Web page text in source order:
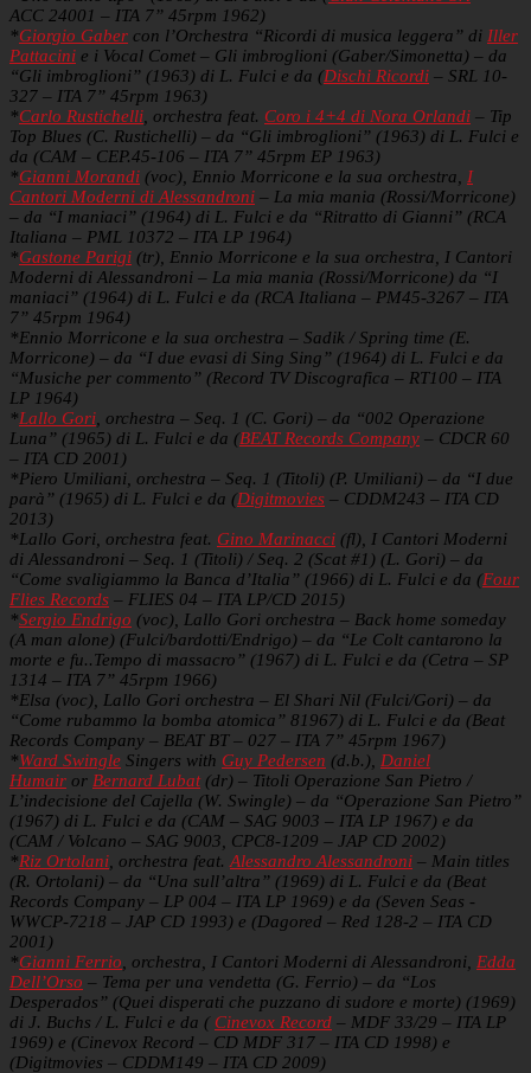
ACC 24001 – ITA 7” 45rpm 1962)
*Giorgio Gaber con l’Orchestra “Ricordi di musica leggera” di Iller
Pattacini e i Vocal Comet – Gli imbroglioni (Gaber/Simonetta) – da
“Gli imbroglioni” (1963) di L. Fulci e da (Dischi Ricordi – SRL 10-
327 – ITA 7” 45rpm 1963)
*Carlo Rustichelli , orchestra feat. Coro i 4+4 di Nora Orlandi – Tip
Top Blues (C. Rustichelli) – da “Gli imbroglioni” (1963) di L. Fulci e
da (CAM – CEP.45-106 – ITA 7” 45rpm EP 1963)
*Gianni Morandi (voc), Ennio Morricone e la sua orchestra, I
Cantori Moderni di Alessandroni – La mia mania (Rossi/Morricone)
– da “I maniaci” (1964) di L. Fulci e da “Ritratto di Gianni” (RCA
Italiana – PML 10372 – ITA LP 1964)
*Gastone Parigi (tr), Ennio Morricone e la sua orchestra, I Cantori
Moderni di Alessandroni – La mia mania (Rossi/Morricone) da “I
maniaci” (1964) di L. Fulci e da (RCA Italiana – PM45-3267 – ITA
7” 45rpm 1964)
*Ennio Morricone e la sua orchestra – Sadik / Spring time (E.
Morricone) – da “I due evasi di Sing Sing” (1964) di L. Fulci e da
“Musiche per commento” (Record TV Discografica – RT100 – ITA
LP 1964)
*Lallo Gori , orchestra – Seq. 1 (C. Gori) – da “002 Operazione
Luna” (1965) di L. Fulci e da (BEAT Records Company – CDCR 60
– ITA CD 2001)
*Piero Umiliani, orchestra – Seq. 1 (Titoli) (P. Umiliani) – da “I due
parà” (1965) di L. Fulci e da (Digitmovies – CDDM243 – ITA CD
2013)
*Lallo Gori, orchestra feat. Gino Marinacci (fl), I Cantori Moderni
di Alessandroni – Seq. 1 (Titoli) / Seq. 2 (Scat #1) (L. Gori) – da
“Come svaligiammo la Banca d’Italia” (1966) di L. Fulci e da (Four
Flies Records – FLIES 04 – ITA LP/CD 2015)
*Sergio Endrigo (voc), Lallo Gori orchestra – Back home someday
(A man alone) (Fulci/bardotti/Endrigo) – da “Le Colt cantarono la
morte e fu..Tempo di massacro” (1967) di L. Fulci e da (Cetra – SP
1314 – ITA 7” 45rpm 1966)
*Elsa (voc), Lallo Gori orchestra – El Shari Nil (Fulci/Gori) – da
“Come rubammo la bomba atomica” 81967) di L. Fulci e da (Beat
Records Company – BEAT BT – 027 – ITA 7” 45rpm 1967)
*Ward Swingle Singers with Guy Pedersen (d.b.), Daniel
Humair or Bernard Lubat(dr) – Titoli Operazione San Pietro /
L’indecisione del Cajella (W. Swingle) – da “Operazione San Pietro”
(1967) di L. Fulci e da (CAM – SAG 9003 – ITA LP 1967) e da
(CAM / Volcano – SAG 9003, CPC8-1209 – JAP CD 2002)
*Riz Ortolani , orchestra feat. Alessandro Alessandroni – Main titles
(R. Ortolani) – da “Una sull’altra” (1969) di L. Fulci e da (Beat
Records Company – LP 004 – ITA LP 1969) e da (Seven Seas -
WWCP-7218 – JAP CD 1993) e (Dagored – Red 128-2 – ITA CD
2001)
*Gianni Ferrio , orchestra, I Cantori Moderni di Alessandroni, Edda
Dell’Orso – Tema per una vendetta (G. Ferrio) – da “Los
Desperados” (Quei disperati che puzzano di sudore e morte) (1969)
di J. Buchs / L. Fulci e da ( Cinevox Record – MDF 33/29 – ITA LP
1969) e (Cinevox Record – CD MDF 317 – ITA CD 1998) e
(Digitmovies – CDDM149 – ITA CD 2009)